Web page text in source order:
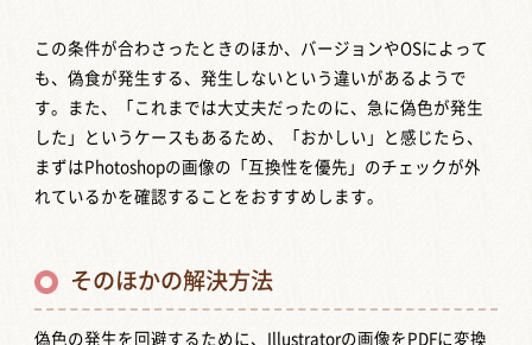
この条件が合わさったときのほか、バージョンやOSによって
も、偽食が発生する、発生しないという違いがあるようで
す。また、「これまでは大丈夫だったのに、急に偽色が発生
した」というケースもあるため、「おかしい」と感じたら、
まずはPhotoshopの画像の「互換性を優先」のチェックが外
れているかを確認することをおすすめします。
そのほかの解決方法
偽色の発生を回避するために、Illustratorの画像をPDFに変換